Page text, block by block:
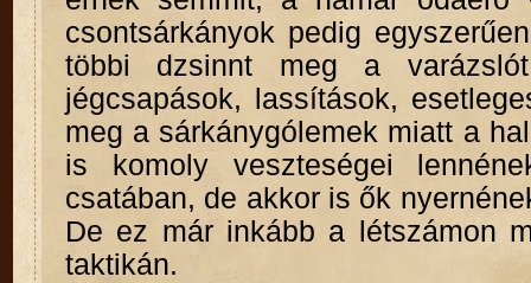
csontsárkányok pedig
többi dzsinnt meg a
jégcsapások, lassítások,
meg a sárkánygólemek miatt a
is komoly veszteségei
csatában, de akkor is ők
De ez már inkább a létszámon
taktikán.